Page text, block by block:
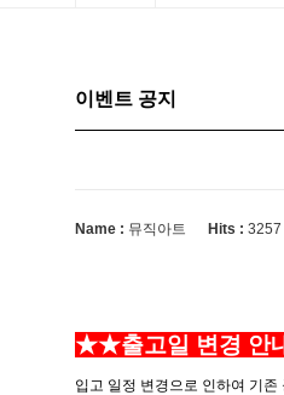
이벤트 공지
Name : 뮤직아트 Hits : 3257
★★출고일 변경 안
입고 일정 변경으로 인하여 기